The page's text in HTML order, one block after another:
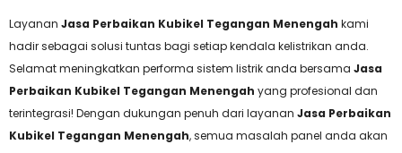
Layanan Jasa Perbaikan Kubikel Tegangan Menengah kami
hadir sebagai solusi tuntas bagi setiap kendala kelistrikan anda.
Selamat meningkatkan performa sistem listrik anda bersama Jasa
Perbaikan Kubikel Tegangan Menengah yang profesional dan
terintegrasi! Dengan dukungan penuh dari layanan Jasa Perbaikan
Kubikel Tegangan Menengah, semua masalah panel anda akan